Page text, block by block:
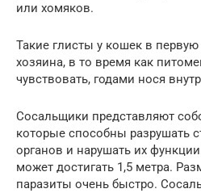
или хомяков.
Такие глисты у кошек в
хозяина, в то время как
чувствовать, годами нося
Сосальщики представляют
которые способны разрушать
органов и нарушать их
может достигать 1,5 метра.
паразиты очень быстро.